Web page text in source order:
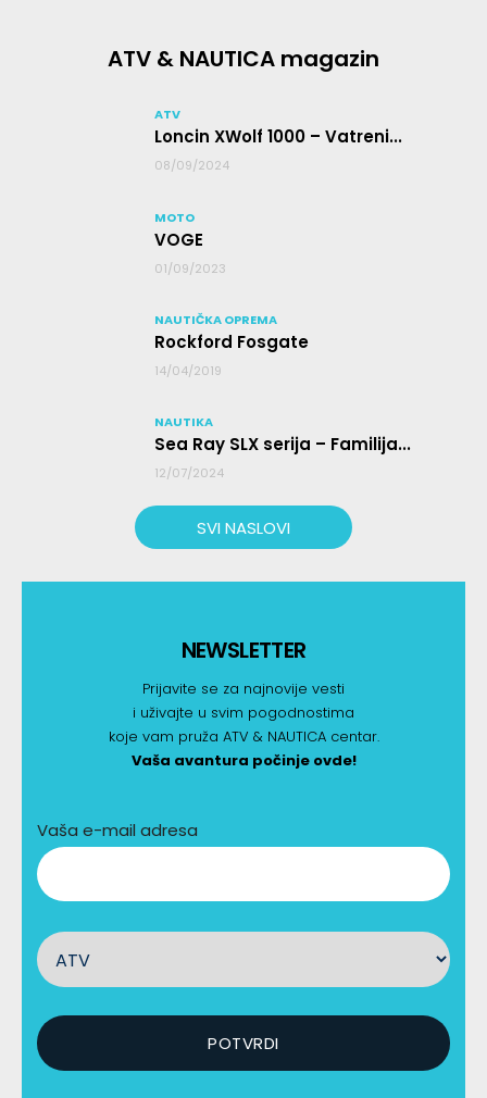
ATV & NAUTICA magazin
ATV
Loncin XWolf 1000 – Vatreni...
08/09/2024
MOTO
VOGE
01/09/2023
NAUTIČKA OPREMA
Rockford Fosgate
14/04/2019
NAUTIKA
Sea Ray SLX serija – Familija...
12/07/2024
SVI NASLOVI
NEWSLETTER
Prijavite se za najnovije vesti
i uživajte u svim pogodnostima
koje vam pruža ATV & NAUTICA centar.
Vaša avantura počinje ovde!
Vaša e-mail adresa